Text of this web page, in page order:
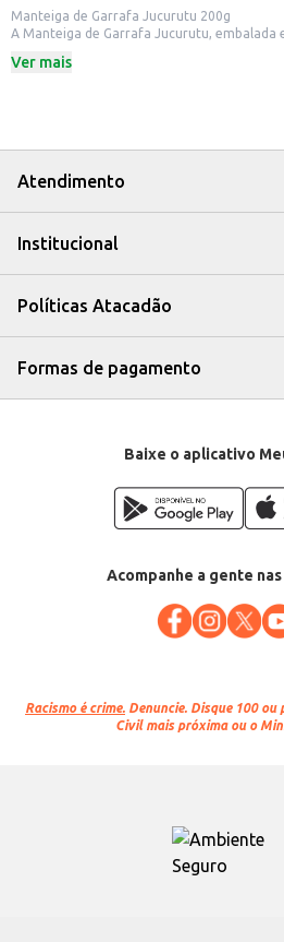
Manteiga de Garrafa Jucurutu 200g
A Manteiga de Garrafa Jucurutu, embalada
um toque especial em suas receitas, ela é
Adicione em pratos como cuscuz e tapioca
Perfeita para temperar e finalizar diversos
A Manteiga de Garrafa Jucurutu é uma
Ver mais
Atendimento
Institucional
Políticas Atacadão
Formas de pagamento
Baixe o aplicativo
Acompanhe a gente
Racismo é crime. Denuncie. Disque 100
Civil mais próxima ou o